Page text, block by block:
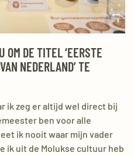
OM DE TITEL ‘EERSTE
NEDERLAND’ TE
ik zeg er altijd wel direct bij
ben voor alle
ik nooit waar mijn vader
ik uit de Molukse cultuur heb